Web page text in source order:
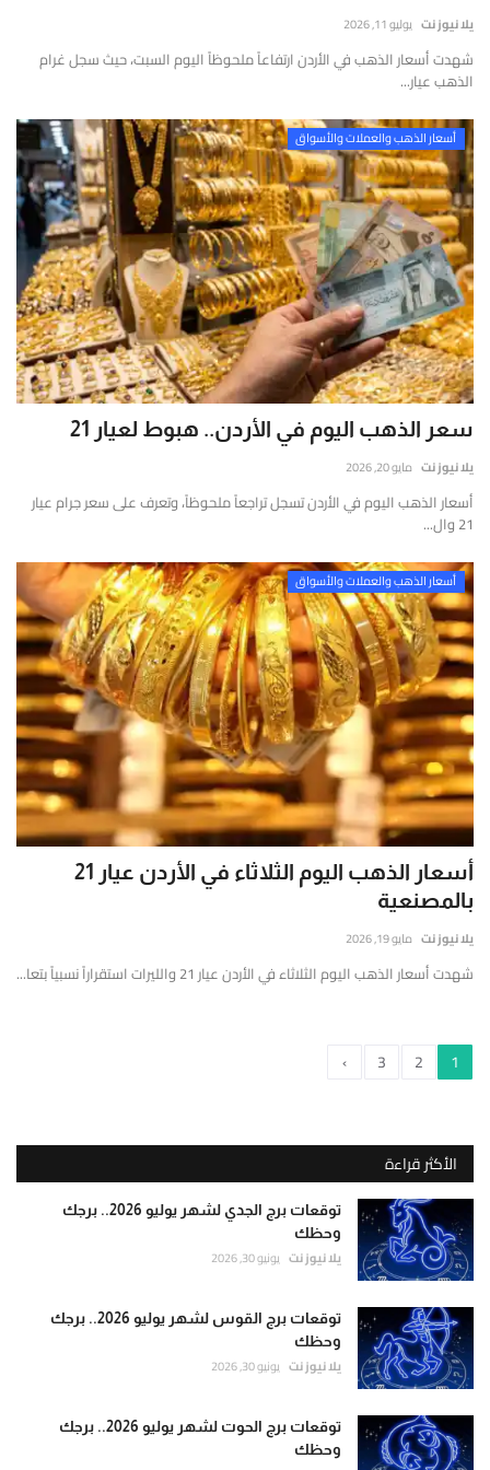
تقارير
دقيقة
وموثوقة
إلى
التحليل
العميق
والتحقق
الفوري
من
المصادر
والأرقام
الحية.
يلا نيوز نت يوليو 11, 2026
شهدت أسعار الذهب في الأردن ارتفاعاً ملحوظاً اليوم السبت، حيث سجل غرام
الذهب عيار...
أسعار الذهب والعملات والأسواق
سعر الذهب اليوم في الأردن.. هبوط لعيار 21
يلا نيوز نت مايو 20, 2026
أسعار الذهب اليوم في الأردن تسجل تراجعاً ملحوظاً، وتعرف على سعر جرام عيار
21 وال...
أسعار الذهب والعملات والأسواق
أسعار الذهب اليوم الثلاثاء في الأردن عيار 21
بالمصنعية
يلا نيوز نت مايو 19, 2026
شهدت أسعار الذهب اليوم الثلاثاء في الأردن عيار 21 والليرات استقراراً نسبياً بتعا...
1
2
3
›
الأكثر قراءة
توقعات برج الجدي لشهر يوليو 2026.. برجك
وحظك
يلا نيوز نت يونيو 30, 2026
توقعات برج القوس لشهر يوليو 2026.. برجك
وحظك
يلا نيوز نت يونيو 30, 2026
توقعات برج الحوت لشهر يوليو 2026.. برجك
وحظك